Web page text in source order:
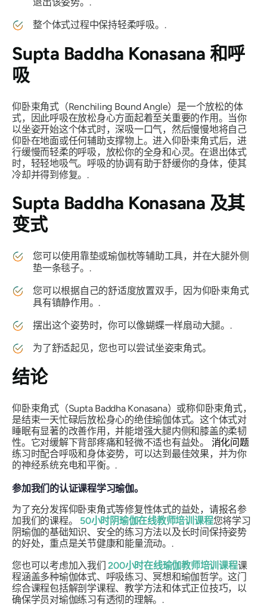
整个体式过程中保持轻柔呼吸。.
Supta Baddha Konasana 和呼
吸
仰卧束角式（Renchiling Bound Angle）是一个放松的体
式，因此呼吸在放松身心方面起着至关重要的作用。当你
以坐姿开始这个体式时，深吸一口气，然后慢慢地将自己
仰卧在地面或任何辅助支撑物上。进入仰卧束角式后，进
行缓慢而轻柔的呼吸，放松你的全身和心灵。在退出体式
时，轻轻地吸气。呼吸的协调有助于舒缓你的身体，使其
冷却并得到修复。.
Supta Baddha Konasana 及其
变式
您可以使用靠垫或瑜伽枕等辅助工具，并在大腿外侧
垫一条毯子。.
您可以根据自己的舒适度放置双手，因为仰卧束角式
具有镇静作用。.
摆出这个姿势时，你可以像蝴蝶一样扇动大腿。.
为了舒适起见，您也可以尝试坐姿束角式。
结论
仰卧束角式（Supta Baddha Konasana）或称仰卧束角式，
是结束一天忙碌后放松身心的绝佳瑜伽体式。这个体式对
睡眠有显著的改善作用，并能增强大腿内侧和膝盖的柔韧
性。它对缓解下背部疼痛和轻微不适也有益处。 消化问题
练习时配合呼吸和身体姿势，可以达到最佳效果，并为你
的神经系统充电和平衡。.
参加我们的认证课程学习瑜伽。
为了充分发挥仰卧束角式等修复性体式的益处，请报名参
加我们的课程。 50小时阴瑜伽在线教师培训课程您将学习
阴瑜伽的基础知识、安全的练习方法以及长时间保持姿势
的好处，重点是关节健康和能量流动。.
您也可以考虑加入我们200小时在线瑜伽教师培训课程课
程涵盖多种瑜伽体式、呼吸练习、冥想和瑜伽哲学。这门
综合课程包括解剖学课程、教学方法和体式正位技巧，以
确保学员对瑜伽练习有透彻的理解。.